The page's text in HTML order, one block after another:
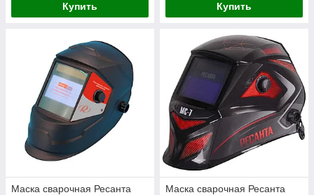
Купить Купить
Маска сварочная Ресанта
Маска сварочная Ресанта